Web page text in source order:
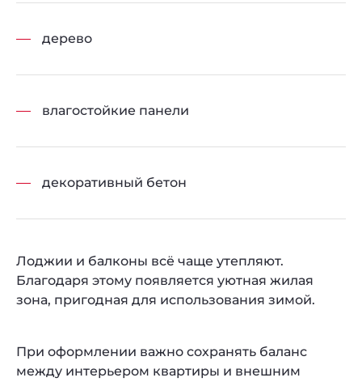
дерево
влагостойкие панели
декоративный бетон
Лоджии и балконы всё чаще утепляют.
Благодаря этому появляется уютная жилая
зона, пригодная для использования зимой.
При оформлении важно сохранять баланс
между интерьером квартиры и внешним